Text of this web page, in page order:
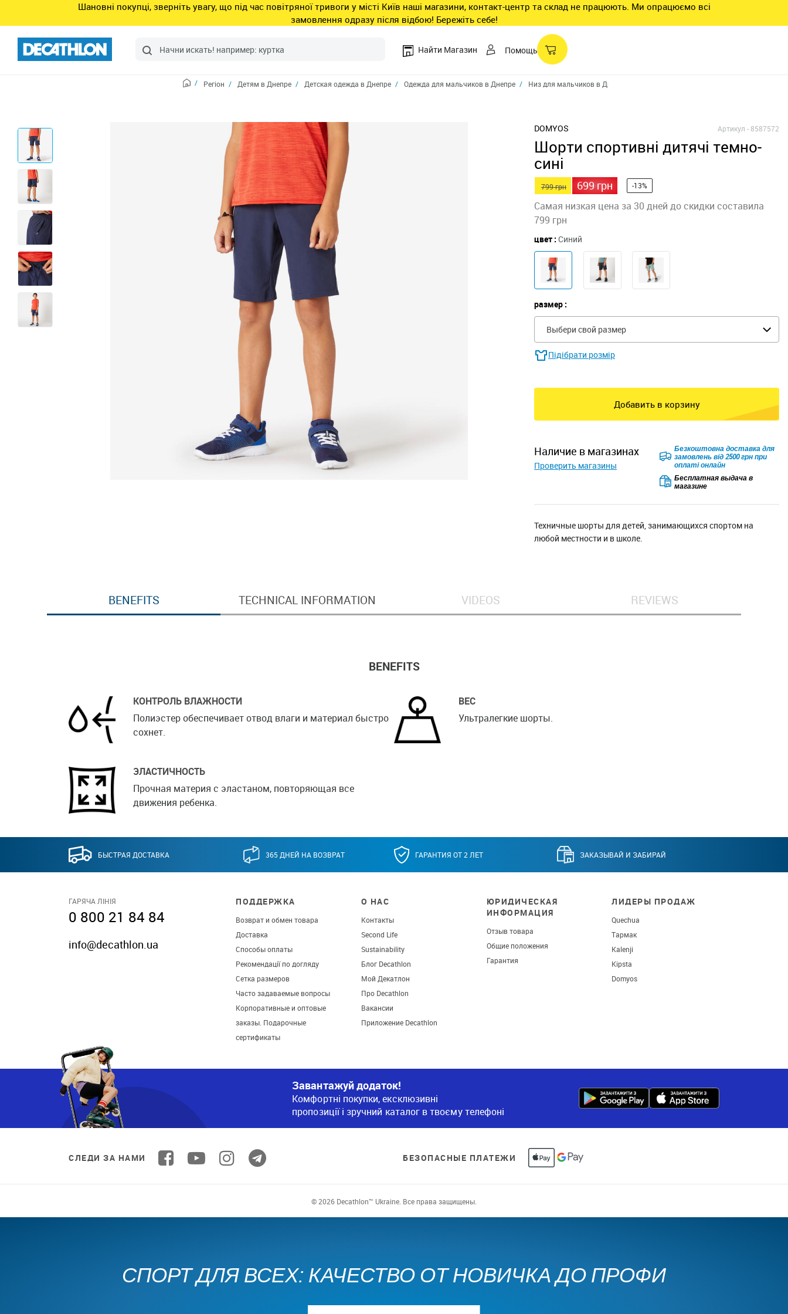
Шановні покупці, зверніть увагу, що під час повітряної тривоги у місті Київ наші магазини, контакт-центр та склад не працюють. Ми опрацюємо всі
замовлення одразу після відбою! Бережіть себе!
Найти Магазин Помощь
Регіон Детям в Днепре Детская одежда в Днепре Одежда для мальчиков в Днепре Низ для мальчиков в Днепре
DOMYOS Артикул -8587572
Шорти спортивні дитячі темно-
сині
799 грн 699 грн -13%
Самая низкая цена за 30 дней до скидки составила
799 грн
цвет : Синий
размер :
Выбери свой размер
Підібрати розмір
Добавить в корзину
наличие в магазинах
Проверить магазины
Безкоштовна доставка для
замовлень від 2500 грн при
оплаті онлайн
Бесплатная выдача в
магазине
Техничные шорты для детей, занимающихся спортом на
любой местности и в школе.
BENEFITS TECHNICAL INFORMATION VIDEOS REVIEWS
BENEFITS
КОНТРОЛЬ ВЛАЖНОСТИ
Полиэстер обеспечивает отвод влаги и материал быстро
сохнет.
ВЕС
Ультралегкие шорты.
ЭЛАСТИЧНОСТЬ
Прочная материя с эластаном, повторяющая все
движения ребенка.
БЫСТРАЯ ДОСТАВКА 365 ДНЕЙ НА ВОЗВРАТ ГАРАНТИЯ ОТ 2 ЛЕТ ЗАКАЗЫВАЙ И ЗАБИРАЙ
ГАРЯЧА ЛІНІЯ
0 800 21 84 84
info@decathlon.ua
ПОДДЕРЖКА
Возврат и обмен товара
Доставка
Способы оплаты
Рекомендації по догляду
Сетка размеров
Часто задаваемые вопросы
Корпоративные и оптовые
заказы. Подарочные
сертификаты
О НАС
Контакты
Second Life
Sustainability
Блог Decathlon
Мой Декатлон
Про Decathlon
Вакансии
Приложение Decathlon
ЮРИДИЧЕСКАЯ
ИНФОРМАЦИЯ
Отзыв товара
Общие положения
Гарантия
ЛИДЕРЫ ПРОДАЖ
Quechua
Тармак
Kalenji
Kipsta
Domyos
Завантажуй додаток!
Комфортні покупки, ексклюзивні
пропозиції і зручний каталог в твоєму телефоні
СЛЕДИ ЗА НАМИ БЕЗОПАСНЫЕ ПЛАТЕЖИ
© 2026 Decathlon™ Ukraine. Все права защищены.
СПОРТ ДЛЯ ВСЕХ: КАЧЕСТВО ОТ НОВИЧКА ДО ПРОФИ